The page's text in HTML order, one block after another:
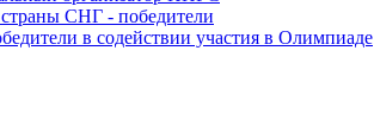
СНГ - победители
в содействии участия в Олимпиаде